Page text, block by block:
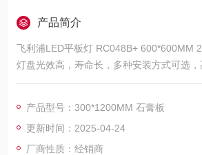
产品简介
飞利浦LED平板灯 RC048B+ 600*600MM
灯盘光效高，寿命长，多种安装方式可选，
产品型号：300*1200MM 石膏板
更新时间：2025-04-24
厂商性质：经销商